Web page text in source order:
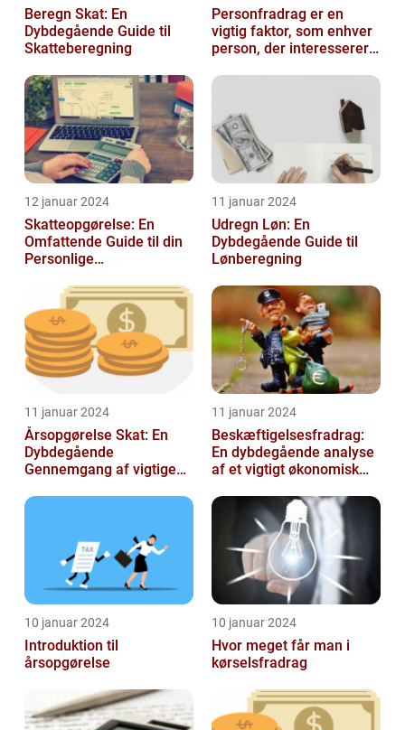
Beregn Skat: En
Dybdegående Guide til
Skatteberegning
Personfradrag er en
vigtig faktor, som enhver
person, der interesserer
personlig ...
12 januar 2024
Skatteopgørelse: En
Omfattende Guide til din
Personlige
11 januar 2024
Udregn Løn: En
Dybdegående Guide til
Lønberegning
11 januar 2024
Årsopgørelse Skat: En
Dybdegående
Gennemgang af vigtige
finansfolk
11 januar 2024
Beskæftigelsesfradrag:
En dybdegående analyse
af et vigtigt økonomisk
finansf...
10 januar 2024
Introduktion til
årsopgørelse
10 januar 2024
Hvor meget får man i
kørselsfradrag